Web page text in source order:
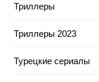
Триллеры
Триллеры 2023
Турецкие сериалы